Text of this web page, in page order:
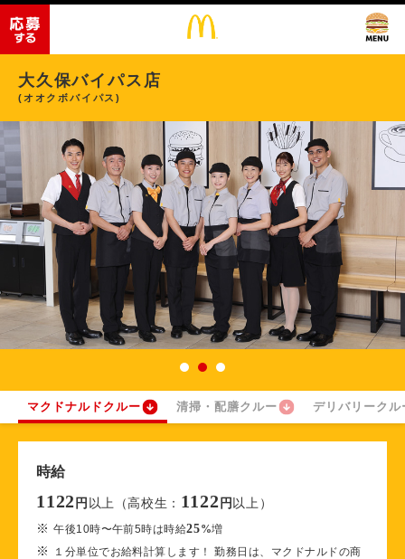
大久保バイパス店
(オオクボバイパス)
マクドナルドクルー 清掃・配膳クルー デリバリークル
時給
1122 円 以上（高校生： 1122 円 以上）
※午後10時〜午前5時は時給25%増
※
１分単位でお給料計算します！ 勤務日は、マクドナルドの商